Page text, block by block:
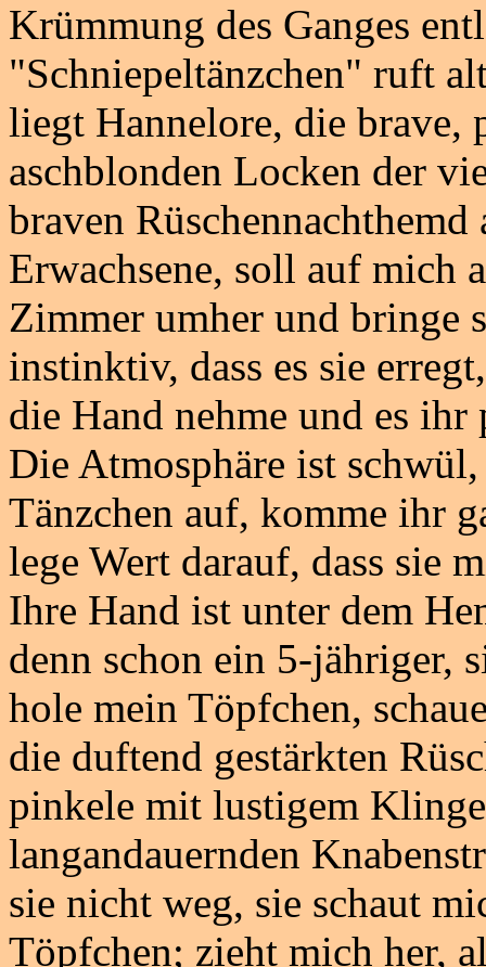
Krümmung des Ganges
"Schniepeltänzchen" ruft
liegt Hannelore, die brave,
aschblonden Locken der
braven
Erwachsene, soll auf mich
Zimmer umher und bringe
instinktiv, dass es sie
die Hand nehme und es
Die Atmosphäre ist
Tänzchen auf, komme ihr
lege Wert darauf, dass sie
Ihre Hand ist unter dem
denn schon ein 5-jähriger,
hole mein Töpfchen,
die duftend gestärkten
pinkele mit lustigem
langandauernden
sie nicht weg, sie schaut
Töpfchen; zieht mich her,